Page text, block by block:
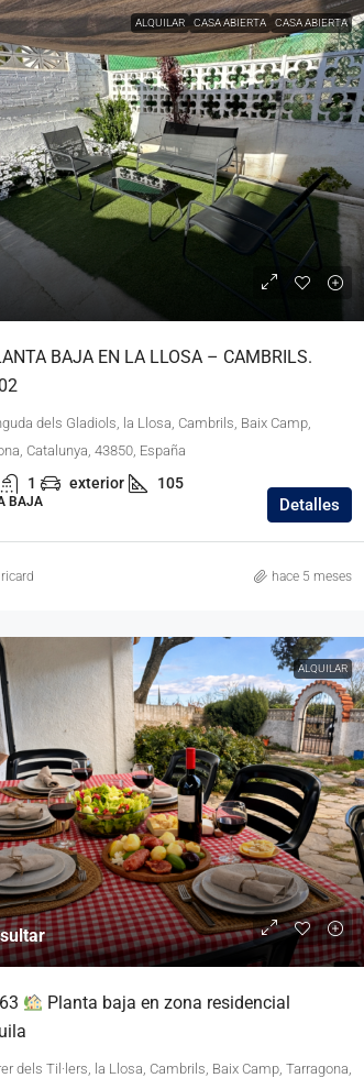
ALQUILAR CASA ABIERTA CASA ABIERTA
BAJA EN LA LLOSA – CAMBRILS.
dels Gladiols, la Llosa, Cambrils, Baix Camp,
Catalunya, 43850, España
1 exterior 105
BAJA Detalles
ricard hace 5 meses
ALQUILAR
Planta baja en zona residencial
dels Til·lers, la Llosa, Cambrils, Baix Camp, Tarragona,
385.000€
Casa individual (toda en una planta) –
totalmente renovada. VS6324
Club Mont-roig, Mont-roig del Camp, Baix Camp,
Tarragona, Catalunya, 43300, España
2
CHALET, RESIDENCIAL